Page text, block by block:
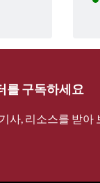
를 구독하세요
사, 리소스를 받아